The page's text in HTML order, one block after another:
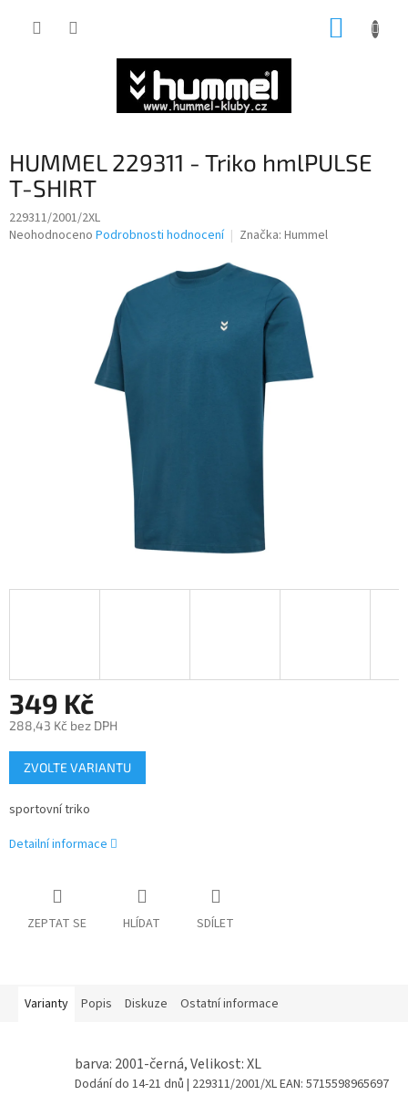
HUMMEL 229311 - Triko hmlPULSE
T-SHIRT
229311/2001/2XL
Průměrné
Neohodnoceno Podrobnosti hodnocení Značka: Hummel
349 Kč
288,43 Kč bez DPH
Měrná
cena:
ZVOLTE VARIANTU
sportovní triko
Detailní informace
ZEPTAT SE HLÍDAT SDÍLET
Varianty Popis Diskuze Ostatní informace
barva: 2001-černá, Velikost: XL
Dodání do 14-21 dnů | 229311/2001/XLEAN: 5715598965697